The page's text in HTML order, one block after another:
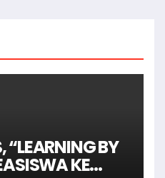
“LEARNING BY
KE